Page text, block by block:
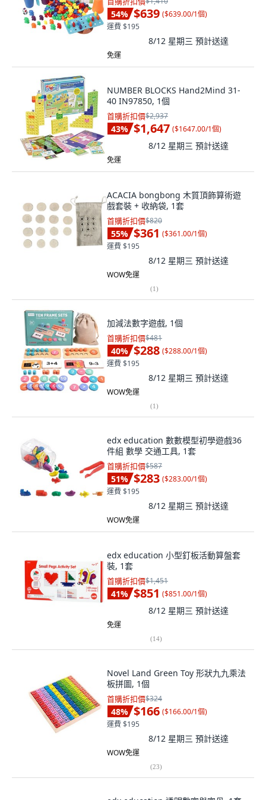
54% $639 ($639.00/1個)
運費 $195
8/12 星期三 預計送達
免運
NUMBER BLOCKS Hand2Mind 31-
40 IN97850, 1個
首購折扣價$2,937
43% $1,647 ($1647.00/1個)
8/12 星期三 預計送達
免運
ACACIA bongbong 木質頂飾算術遊
戲套裝 + 收納袋, 1套
首購折扣價$820
55% $361 ($361.00/1個)
運費 $195
8/12 星期三 預計送達
WOW免運
(1)
加減法數字遊戲, 1個
首購折扣價$481
40% $288 ($288.00/1個)
運費 $195
8/12 星期三 預計送達
WOW免運
(1)
edx education 數數模型初學遊戲36
件組 數學 交通工具, 1套
首購折扣價$587
51% $283 ($283.00/1個)
運費 $195
8/12 星期三 預計送達
WOW免運
edx education 小型釘板活動算盤套
裝, 1套
首購折扣價$1,451
41% $851 ($851.00/1個)
8/12 星期三 預計送達
免運
(14)
Novel Land Green Toy 形狀九九乘法
板拼圖, 1個
首購折扣價$324
48% $166 ($166.00/1個)
運費 $195
8/12 星期三 預計送達
WOW免運
(23)